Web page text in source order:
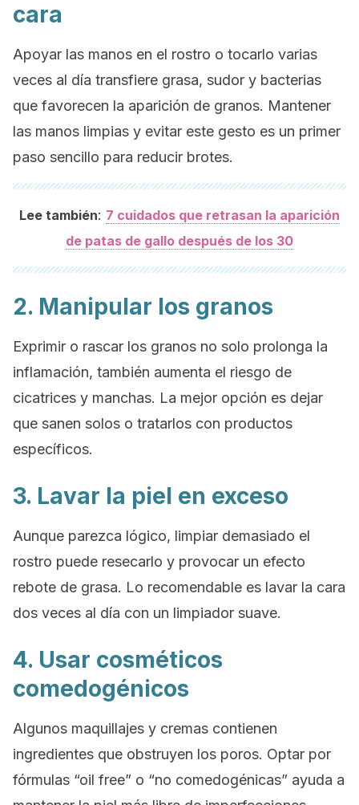
cara
Apoyar las manos en el rostro o tocarlo varias
veces al día transfiere grasa, sudor y bacterias
que favorecen la aparición de granos. Mantener
las manos limpias y evitar este gesto es un primer
paso sencillo para reducir brotes.
Lee también: 7 cuidados que retrasan la aparición
de patas de gallo después de los 30
2. Manipular los granos
Exprimir o rascar los granos no solo prolonga la
inflamación, también aumenta el riesgo de
cicatrices y manchas. La mejor opción es dejar
que sanen solos o tratarlos con productos
específicos.
3. Lavar la piel en exceso
Aunque parezca lógico, limpiar demasiado el
rostro puede resecarlo y provocar un efecto
rebote de grasa. Lo recomendable es lavar la cara
dos veces al día con un limpiador suave.
4. Usar cosméticos
comedogénicos
Algunos maquillajes y cremas contienen
ingredientes que obstruyen los poros. Optar por
fórmulas “oil free” o “no comedogénicas” ayuda a